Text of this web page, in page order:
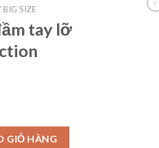
SIZE
tay lỡ
The Colection Debenhams số lượng
GIỎ HÀNG